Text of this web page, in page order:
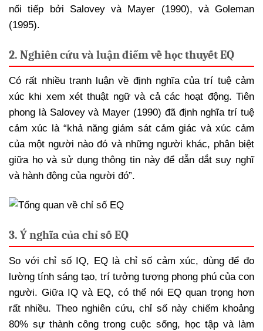
nối tiếp bởi Salovey và Mayer (1990), và Goleman
(1995).
2. Nghiên cứu và luận điểm về học thuyết EQ
Có rất nhiều tranh luận về định nghĩa của trí tuệ cảm
xúc khi xem xét thuật ngữ và cả các hoạt động. Tiên
phong là Salovey và Mayer (1990) đã định nghĩa trí tuệ
cảm xúc là “khả năng giám sát cảm giác và xúc cảm
của một người nào đó và những người khác, phân biệt
giữa họ và sử dụng thông tin này để dẫn dắt suy nghĩ
và hành động của người đó”.
3. Ý nghĩa của chỉ số EQ
So với chỉ số IQ, EQ là chỉ số cảm xúc, dùng để đo
lường tính sáng tạo, trí tưởng tượng phong phú của con
người. Giữa IQ và EQ, có thể nói EQ quan trọng hơn
rất nhiều. Theo nghiên cứu, chỉ số này chiếm khoảng
80% sự thành công trong cuộc sống, học tập và làm